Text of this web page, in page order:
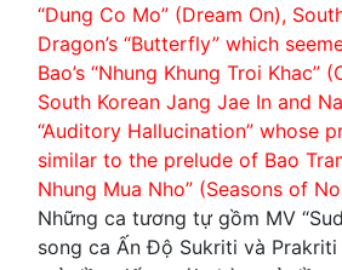
“Dung Co Mo” (Dream On),
Dragon’s “Butterfly” which
Bao’s “Nhung Khung Troi Khac”
South Korean Jang Jae In and
“Auditory Hallucination” whose
similar to the prelude of Bao
Nhung Mua Nho” (Seasons of
Những ca tương tự gồm MV
song ca Ấn Độ Sukriti và